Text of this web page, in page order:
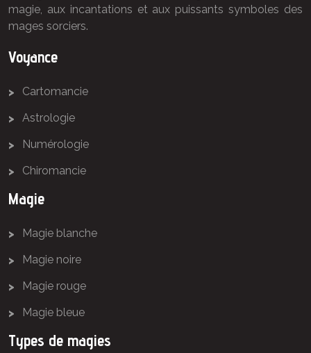
magie, aux incantations et aux puissants symboles des
mages sorciers.
Voyance
Cartomancie
Astrologie
Numérologie
Chiromancie
Magie
Magie blanche
Magie noire
Magie rouge
Magie bleue
Types de magies